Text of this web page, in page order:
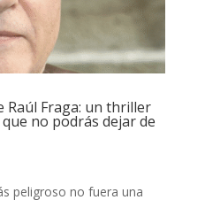
Raúl Fraga: un thriller
no podrás dejar de
peligroso no fuera una